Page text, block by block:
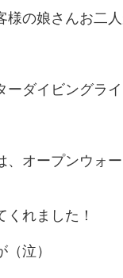
様の娘さんお二
ーダイビングラ
、オープンウォ
れました！
泣）